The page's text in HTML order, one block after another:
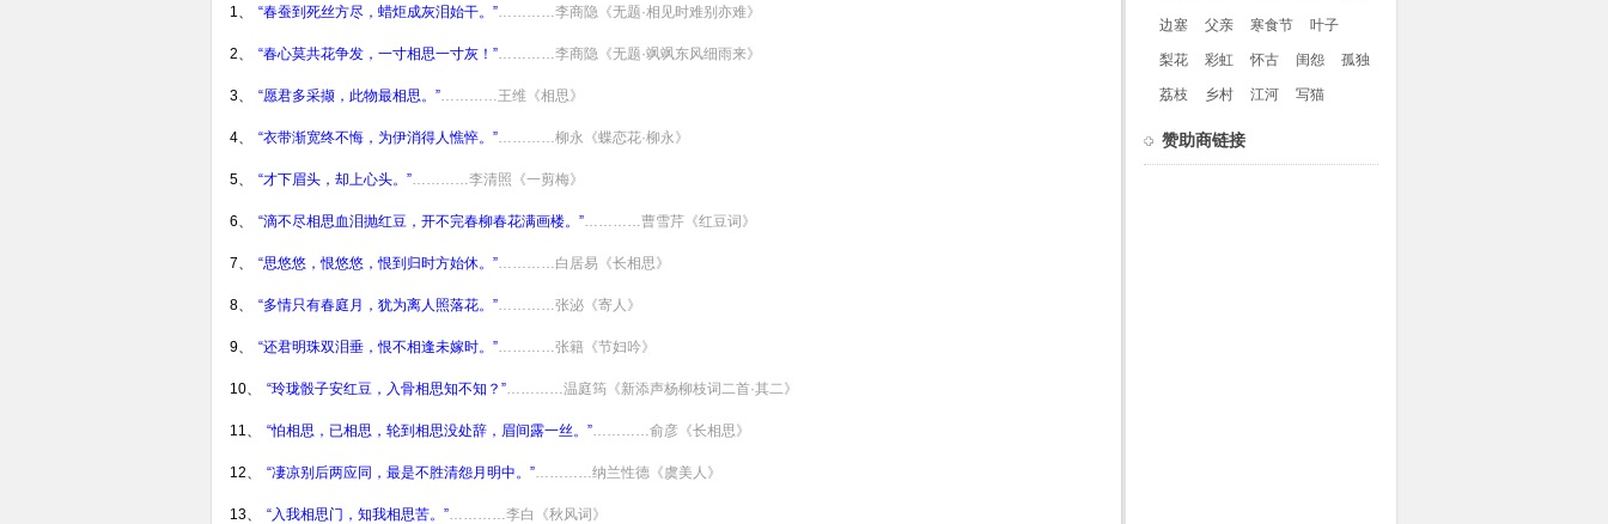
1、 “春蚕到死丝方尽，蜡炬成灰泪始干。”…………李商隐《无题·相见时难别亦难》
2、 “春心莫共花争发，一寸相思一寸灰！”…………李商隐《无题·飒飒东风细雨来》
3、 “愿君多采撷，此物最相思。”…………王维《相思》
4、 “衣带渐宽终不悔，为伊消得人憔悴。”…………柳永《蝶恋花·柳永》
5、 “才下眉头，却上心头。”…………李清照《一剪梅》
6、 “滴不尽相思血泪抛红豆，开不完春柳春花满画楼。”…………曹雪芹《红豆词》
7、 “思悠悠，恨悠悠，恨到归时方始休。”…………白居易《长相思》
8、 “多情只有春庭月，犹为离人照落花。”…………张泌《寄人》
9、 “还君明珠双泪垂，恨不相逢未嫁时。”…………张籍《节妇吟》
10、 “玲珑骰子安红豆，入骨相思知不知？”…………温庭筠《新添声杨柳枝词二首·其二》
11、 “怕相思，已相思，轮到相思没处辞，眉间露一丝。”…………俞彦《长相思》
12、 “凄凉别后两应同，最是不胜清怨月明中。”…………纳兰性德《虞美人》
13、 “入我相思门，知我相思苦。”…………李白《秋风词》
边塞 父亲 寒食节 叶子
梨花 彩虹 怀古 闺怨 孤独
荔枝 乡村 江河 写猫
赞助商链接